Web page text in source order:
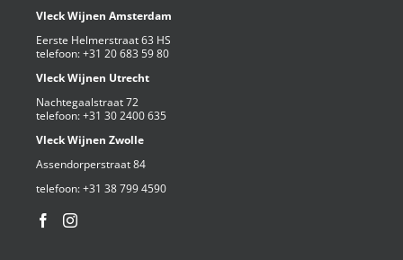
Vleck Wijnen Amsterdam
Eerste Helmerstraat 63 HS
telefoon:+31 20 683 59 80
Vleck Wijnen Utrecht
Nachtegaalstraat 72
telefoon:+31 30 2400 635
Vleck Wijnen Zwolle
Assendorperstraat 84
telefoon:+31 38 799 4590⁩